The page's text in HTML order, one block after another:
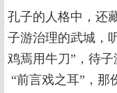
孔子的人格中，还
子游治理的武城，
鸡焉用牛刀”，待
“前言戏之耳”，那